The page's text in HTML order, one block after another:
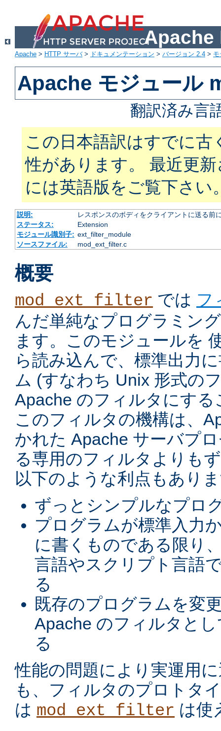
Apache
Apache > HTTP サーバ> ドキュメンテーション > バージョン 2.4 >
Apache モジュール
翻訳済み言
この日本語訳はすでに古
性があります。 最近更
には英語版をご覧下さい
説明:
レスポンスのボディをクライアントに送る前
ステータス:
Extension
モジュール識別子: ext_filter_module
ソースファイル:
mod_ext_filter.c
概要
mod_ext_filter では フ
んだ単純なプログラミン
ます。このモジュールを
ら読み込んで、標準出力
ム (すなわち Unix 形式の
Apache のフィルタにす
このフィルタの機構は、
かれた Apache サーバプ
る専用のフィルタよりも
以下のような利点もあり
ずっとシンプルなプロ
プログラムが標準入力
に書くものである限り
言語やスクリプト言語
る
既存のプログラムを変
Apache のフィルタと
る
性能の問題により実運用
も、フィルタのプロトタ
は mod_ext_filter は使